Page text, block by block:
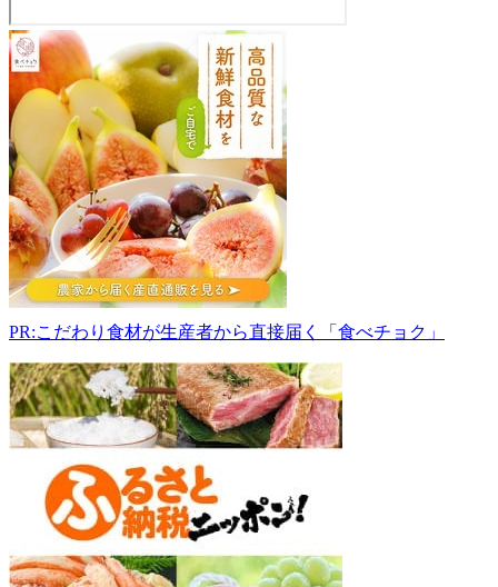
鮮
魚
丸
松
越
前
本
店
915-
0801
福
井
県
越
前
市
家
久
町
24-
3313
PR:こだわり食材が生産者から直接届く「食べチョク」